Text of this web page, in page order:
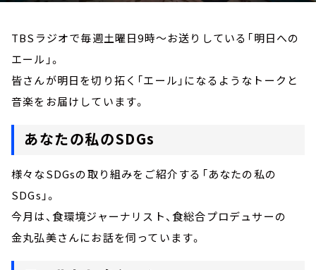
TBSラジオで毎週土曜日9時～お送りしている「明日への
エール」。
皆さんが明日を切り拓く「エール」になるようなトークと
音楽をお届けしています。
あなたの私のSDGs
様々なSDGsの取り組みをご紹介する「あなたの私の
SDGs」。
今月は、食環境ジャーナリスト、食総合プロデュサーの
金丸弘美さんにお話を伺っています。